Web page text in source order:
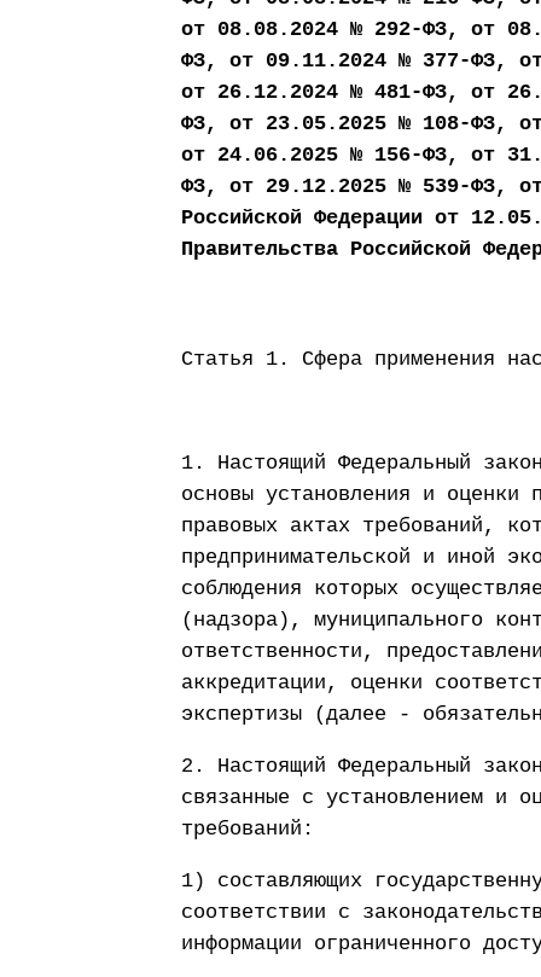
от 08.08.2024 № 292-ФЗ, от
ФЗ, от 09.11.2024 № 377-ФЗ,
от 26.12.2024 № 481-ФЗ, от
ФЗ, от 23.05.2025 № 108-ФЗ,
от 24.06.2025 № 156-ФЗ, от
ФЗ, от 29.12.2025 № 539-ФЗ,
Российской Федерации от
Правительства Российской
Статья 1. Сфера применения
1. Настоящий Федеральный
основы установления и оценки
правовых актах требований,
предпринимательской и иной
соблюдения которых
(надзора), муниципального
ответственности,
аккредитации, оценки
экспертизы (далее -
2. Настоящий Федеральный
связанные с установлением и
требований:
1) составляющих
соответствии с
информации ограниченного